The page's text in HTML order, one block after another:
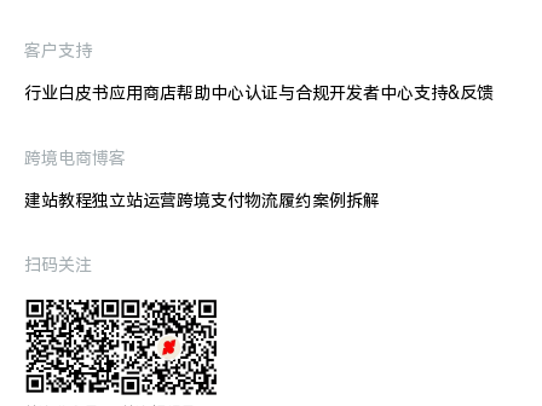
客户支持
行业白皮书应用商店帮助中心认证与合规开发者中心支持&反馈
跨境电商博客
建站教程独立站运营跨境支付物流履约案例拆解
扫码关注